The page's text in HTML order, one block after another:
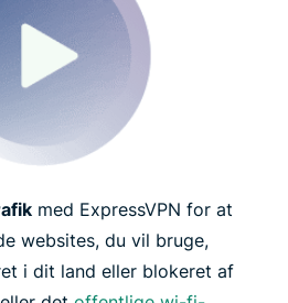
med ExpressVPN for at
websites, du vil bruge,
i dit land eller blokeret af